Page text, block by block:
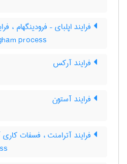
فرایند اپلبای – فرودینگهام ،
process
فرایند آرکس
فرایند آستون
فرایند آترامنت ، فسفات